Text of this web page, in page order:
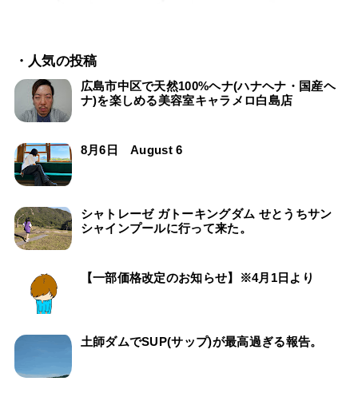
・人気の投稿
広島市中区で天然100%ヘナ(ハナヘナ・国産ヘ
ナ)を楽しめる美容室キャラメロ白島店
8月6日 August 6
シャトレーゼ ガトーキングダム せとうちサン
シャインプールに行って来た。
【一部価格改定のお知らせ】※4月1日より
土師ダムでSUP(サップ)が最高過ぎる報告。